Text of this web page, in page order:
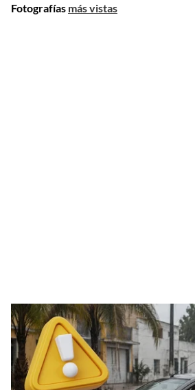
Fotografías más vistas